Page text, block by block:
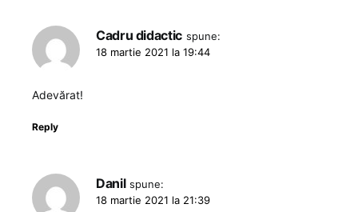
Cadru didactic spune:
18 martie 2021 la 19:44
Adevărat!
Reply
Danil spune:
18 martie 2021 la 21:39